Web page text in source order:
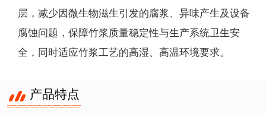
层，减少因微生物滋生引发的腐浆、异味产生及设备
腐蚀问题，保障竹浆质量稳定性与生产系统卫生安
全，同时适应竹浆工艺的高湿、高温环境要求。
产品特点